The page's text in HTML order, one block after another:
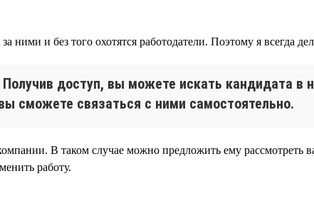
ними и без того охотятся работодатели. Поэтому я всегда
доступ, вы можете искать кандидата в
сможете связаться с ними самостоятельно.
В таком случае можно предложить ему рассмотреть
работу.